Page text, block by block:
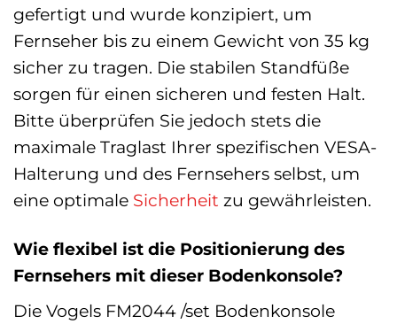
gefertigt und wurde konzipiert, um
Fernseher bis zu einem Gewicht von 35 kg
sicher zu tragen. Die stabilen Standfüße
sorgen für einen sicheren und festen Halt.
Bitte überprüfen Sie jedoch stets die
maximale Traglast Ihrer spezifischen VESA-
Halterung und des Fernsehers selbst, um
eine optimale Sicherheit zu gewährleisten.
Wie flexibel ist die Positionierung des
Fernsehers mit dieser Bodenkonsole?
Die Vogels FM2044 /set Bodenkonsole